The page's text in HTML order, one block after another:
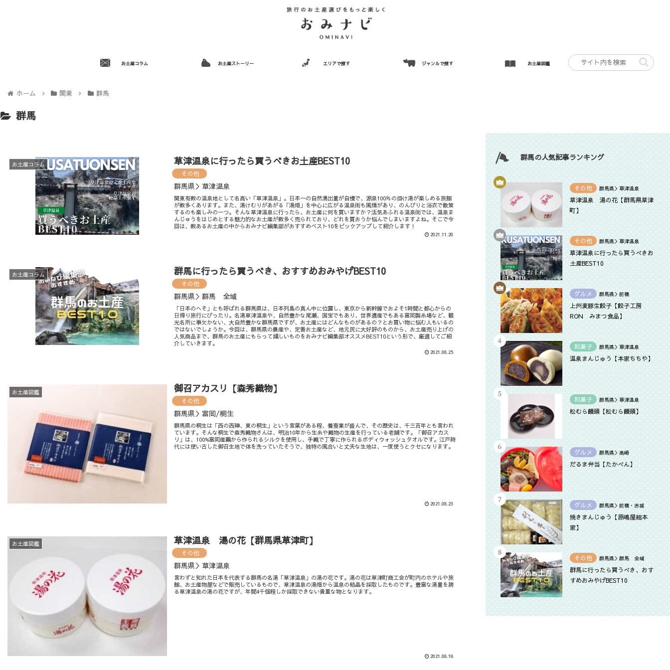
お土産コラム お土産ストーリー エリアで探す ジャンルで探す お土産図鑑
ホーム 関東 群馬
群馬
お土産コラム 草津温泉に行ったら買うべきお土産BEST10
その他
群馬県＞草津温泉
関東有数の温泉地として名高い「草津温泉」。日本一の自然湧出量が自慢で、源泉100％の掛け湯が楽しめる旅館
が数多くあります。また、湯けむりがあがる「湯畑」を中心に広がる温泉街も風情があり、のんびりと浴衣で散策
するのも楽しみの一つ。そんな草津温泉に行ったら、お土産に何を買いますか？活気あふれる温泉街では、温泉ま
んじゅうをはじめとする魅力的なお土産が数多く売られており、どれを買おうか悩んでしまいますよね。そこで今
回は、数あるお土産の中からおみナビ編集部がおすすめベスト10をピックアップして紹介します！
2021.11.20
お土産コラム 群馬に行ったら買うべき、おすすめおみやげBEST10
その他
群馬県＞群馬 全域
「日本のへそ」とも呼ばれる群馬県は、日本列島の真ん中に位置し、東京から新幹線でおよそ1時間と都心からの
日帰り旅行にぴったり。名湯草津温泉や、自然豊かな尾瀬、国宝でもあり、世界遺産でもある富岡製糸場など、観
光名所に事欠かない、大自然豊かな群馬県ですが、お土産にはどんなものがあるの？とお買い物に悩む人もいるの
ではないでしょうか。今回は、群馬県の農産や、定番お土産など、地元民に大好評のものから、お土産売り上げの
人気商品まで、群馬のお土産にもらって嬉しいものをおみナビ編集部オススメBEST10という形で、厳選してご紹
介していきます。
2021.08.25
お土産図鑑 御召アカスリ【森秀織物】
その他
群馬県＞富岡/桐生
群馬県の桐生は「西の西陣、東の桐生」という言葉がある程、養蚕業が盛んで、その歴史は、千三百年とも言われ
ています。そんな桐生で森秀織物さんは、明治10年から生糸や織物の生産を行っている老舗です。「御召アカス
リ」は、100%富岡産繭から作られるシルクを使用し、手織で丁寧に作られるボディウォッシュタオルです。江戸時
代には使い古した御召生地で体を洗っていたそうで、独特の風合いと丈夫な生地は、一度使うとクセになります。
2021.08.23
お土産図鑑 草津温泉 湯の花【群馬県草津町】
その他
群馬県＞草津温泉
言わずと知れた日本を代表する群馬の名湯「草津温泉」の湯の花です。湯の花は草津町商工会が町内のホテルや旅
館、お土産物屋などで販売しているもので、草津温泉の湯畑から温泉の結晶を採取したものです。豊富な湯量を誇
る草津温泉の湯の花ですが、年間4千個程しか採取できない貴重な物となります。
2021.08.18
群馬の人気記事ランキング
その他 群馬県＞草津温泉
草津温泉 湯の花【群馬県草津
町】
その他 群馬県＞草津温泉
草津温泉に行ったら買うべきお
土産BEST10
グルメ 群馬県＞前橋
上州麦豚生餃子【餃子工房
RON みまつ食品】
和菓子 群馬県＞草津温泉
温泉まんじゅう【本家ちちや】
和菓子 群馬県＞草津温泉
松むら饅頭【松むら饅頭】
グルメ 群馬県＞高崎
だるま弁当【たかべん】
グルメ 群馬県＞前橋・赤城
焼きまんじゅう【原嶋屋総本
家】
その他 群馬県＞群馬 全域
群馬に行ったら買うべき、おす
すめおみやげBEST10